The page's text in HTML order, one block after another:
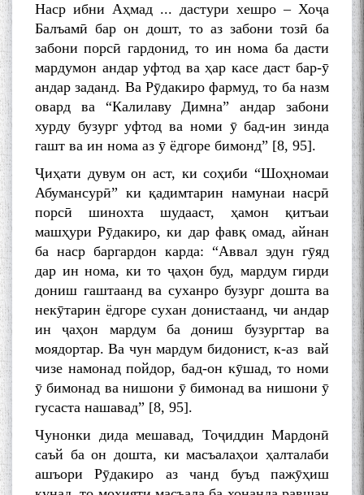
Наср ибни Аҳмад ... дастури хешро – Хоҷа
Балъамӣ бар он дошт, то аз забони тозӣ ба
забони порсӣ гардонид, то ин нома ба дасти
мардумон андар уфтод ва ҳар касе даст бар-ӯ
андар заданд. Ва Рӯдакиро фармуд, то ба назм
овард ва “Калилаву Димна” андар забони
хурду бузург уфтод ва номи ӯ бад-ин зинда
гашт ва ин нома аз ӯ ёдгоре бимонд” [8, 95].
Ҷиҳати дувум он аст, ки соҳиби “Шоҳномаи
Абумансурӣ” ки қадимтарин намунаи насрӣ
порсӣ шинохта шудааст, ҳамон қитъаи
машҳури Рӯдакиро, ки дар фавқ омад, айнан
ба наср баргардон карда: “Аввал эдун гӯяд
дар ин нома, ки то ҷаҳон буд, мардум гирди
дониш гаштаанд ва суханро бузург дошта ва
некӯтарин ёдгоре сухан донистаанд, чи андар
ин ҷаҳон мардум ба дониш бузургтар ва
моядортар. Ва чун мардум бидонист, к-аз вай
чизе намонад пойдор, бад-он кӯшад, то номи
ӯ бимонад ва нишони ӯ бимонад ва нишони ӯ
гусаста нашавад” [8, 95].
Чунонки дида мешавад, Тоҷиддин Мардонӣ
саъй ба он дошта, ки масъалаҳои ҳалталаби
ашъори Рӯдакиро аз чанд буъд пажӯҳиш